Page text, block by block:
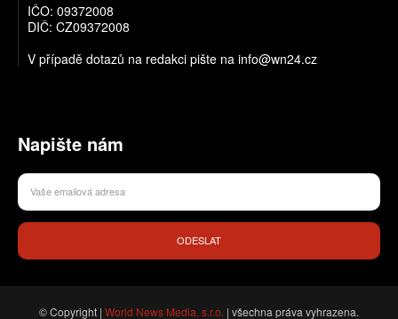
IČO: 09372008
DIČ: CZ09372008
V případě dotazů na redakci pište na info@wn24.cz
Napište nám
ODESLAT
© Copyright | World News Media, s.r.o. | všechna práva vyhrazena.